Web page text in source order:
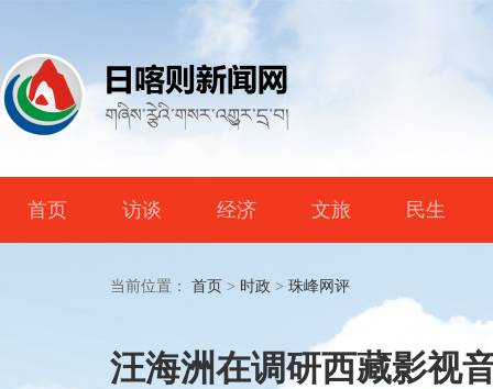
首页 访谈 经济 文旅 民生
当前位置： 首页 > 时政 > 珠峰网评
汪海洲在调研西藏影视